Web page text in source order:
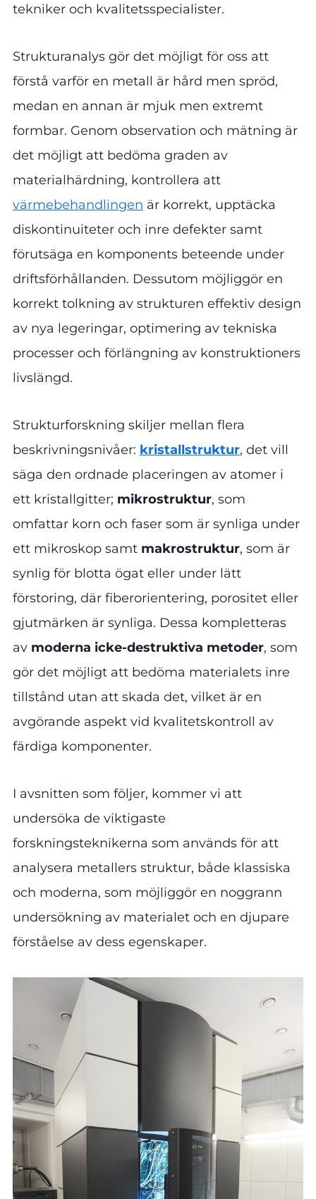
tekniker och kvalitetsspecialister.
Strukturanalys gör det möjligt för oss att
förstå varför en metall är hård men spröd,
medan en annan är mjuk men extremt
formbar. Genom observation och mätning är
det möjligt att bedöma graden av
materialhärdning, kontrollera att
värmebehandlingen är korrekt, upptäcka
diskontinuiteter och inre defekter samt
förutsäga en komponents beteende under
driftsförhållanden. Dessutom möjliggör en
korrekt tolkning av strukturen effektiv design
av nya legeringar, optimering av tekniska
processer och förlängning av konstruktioners
livslängd.
Strukturforskning skiljer mellan flera
beskrivningsnivåer: kristallstruktur, det vill
säga den ordnade placeringen av atomer i
ett kristallgitter; mikrostruktur, som
omfattar korn och faser som är synliga under
ett mikroskop samt makrostruktur, som är
synlig för blotta ögat eller under lätt
förstoring, där fiberorientering, porositet eller
gjutmärken är synliga. Dessa kompletteras
av moderna icke-destruktiva metoder, som
gör det möjligt att bedöma materialets inre
tillstånd utan att skada det, vilket är en
avgörande aspekt vid kvalitetskontroll av
färdiga komponenter.
I avsnitten som följer, kommer vi att
undersöka de viktigaste
forskningsteknikerna som används för att
analysera metallers struktur, både klassiska
och moderna, som möjliggör en noggrann
undersökning av materialet och en djupare
förståelse av dess egenskaper.